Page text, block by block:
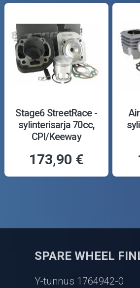
Stage6 StreetRace -
sylinterisarja 70cc,
CPI/Keeway
173,90 €
SPARE WHEEL
Y-tunnus 1764942-0